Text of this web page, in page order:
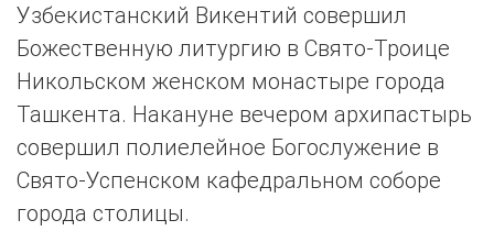
Узбекистанский Викентий совершил
Божественную литургию в Свято-Троице
Никольском женском монастыре города
Ташкента. Накануне вечером архипастырь
совершил полиелейное Богослужение в
Свято-Успенском кафедральном соборе
города столицы.